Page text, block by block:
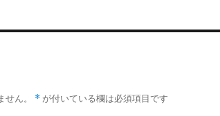
ん。 * が付いている欄は必須項目です